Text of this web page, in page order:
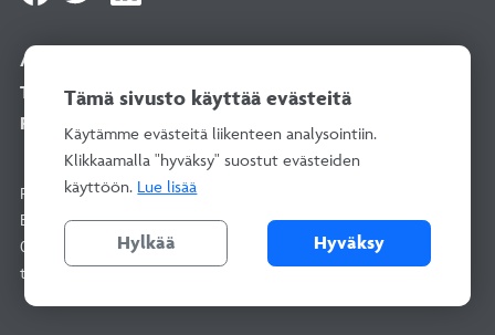
Asiointipalvelu
Tilaa uutiskirje
Rekisteriselosteet
Rakentamisen Laatu RALA ry
Bertel Jungin aukio 1–9, 02600 Espoo
010 292 2100
(arkisin 8–16)
toimisto@rala.fi
Tämä sivusto käyttää evästeitä
Käytämme evästeitä liikenteen analysointiin.
Klikkaamalla "hyväksy" suostut evästeiden
käyttöön. Lue lisää
Hylkää Hyväksy